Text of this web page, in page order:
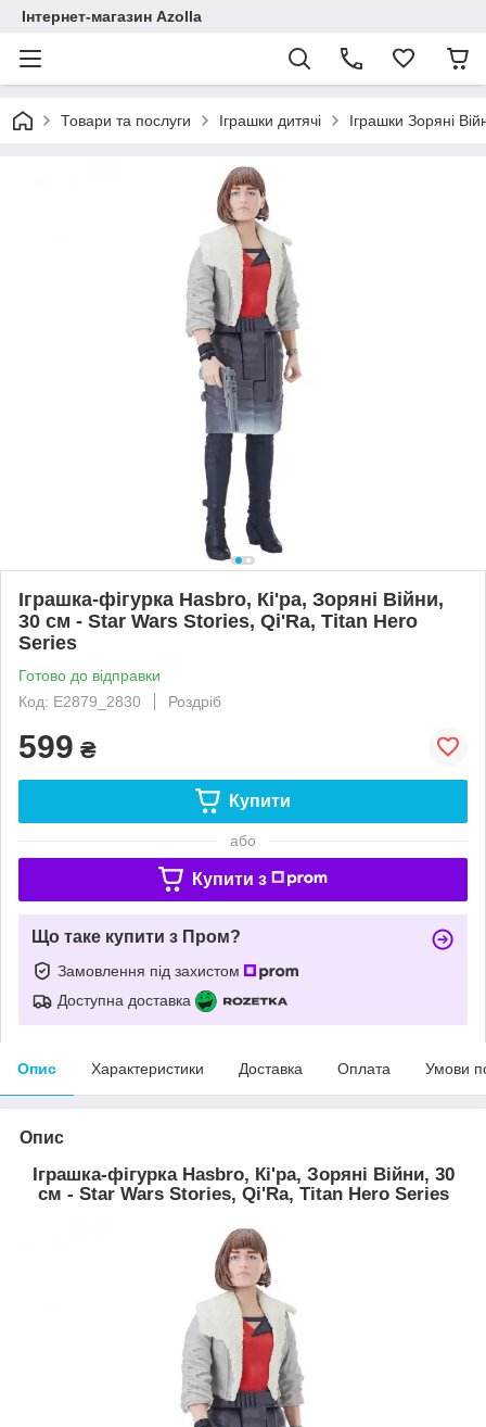
Інтернет-магазин Azolla
Товари та послуги Іграшки дитячі Іграшки Зоряні
Іграшка-фігурка Hasbro, Кі'ра, Зоряні Війни,
30 см - Star Wars Stories, Qi'Ra, Titan Hero
Series
Готово до відправки
Код: E2879_2830
Роздріб
599 ₴
Купити
або
Купити з
Що таке купити з Пром?
Замовлення під захистом
Доступна доставка
Опис Характеристики Доставка Оплата Умови
Опис
Іграшка-фігурка Hasbro, Кі'ра, Зоряні Війни, 30
см - Star Wars Stories, Qi'Ra, Titan Hero Series